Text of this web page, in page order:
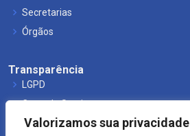
Valorizamos sua privacidade
Secretarias
Órgãos
Transparência
LGPD
Carta de Serviços
Leis Municipais